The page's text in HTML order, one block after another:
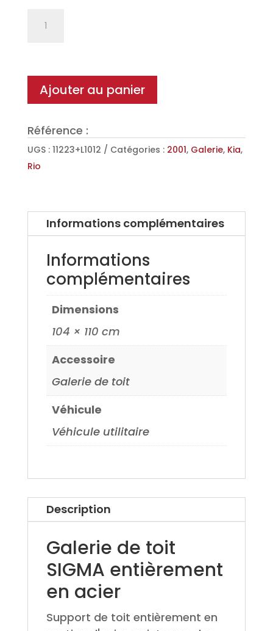
Acier
Kia
Rio
5
Ajouter au panier
Référence :
UGS : 11223+L1012 Catégories : 2001, Galerie, Kia,
Rio
Informations complémentaires
Informations
complémentaires
Dimensions
104 × 110 cm
Accessoire
Galerie de toit
Véhicule
Véhicule utilitaire
Description
Galerie de toit
SIGMA entièrement
en acier
Support de toit entièrement en